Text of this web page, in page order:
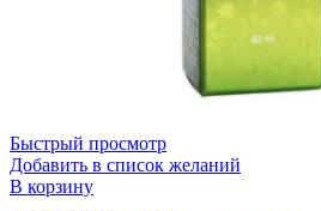
Быстрый просмотр
Добавить в список желаний
В корзину